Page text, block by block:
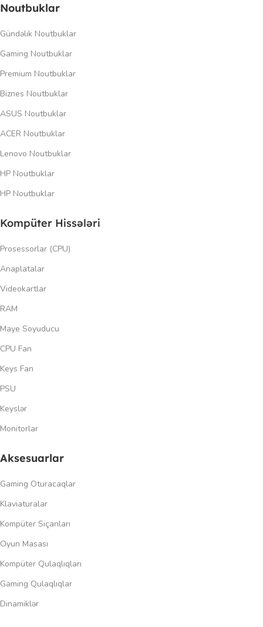
Noutbuklar
Gündəlik Noutbuklar
Gaming Noutbuklar
Premium Noutbuklar
Biznes Noutbuklar
ASUS Noutbuklar
ACER Noutbuklar
Lenovo Noutbuklar
HP Noutbuklar
HP Noutbuklar
Kompüter Hissələri
Prosessorlar (CPU)
Anaplatalar
Videokartlar
RAM
Maye Soyuducu
CPU Fan
Keys Fan
PSU
Keyslər
Monitorlar
Aksesuarlar
Gaming Oturacaqlar
Klaviaturalar
Kompüter Siçanları
Oyun Masası
Kompüter Qulaqlıqları
Gaming Qulaqlıqlar
Dinamiklər